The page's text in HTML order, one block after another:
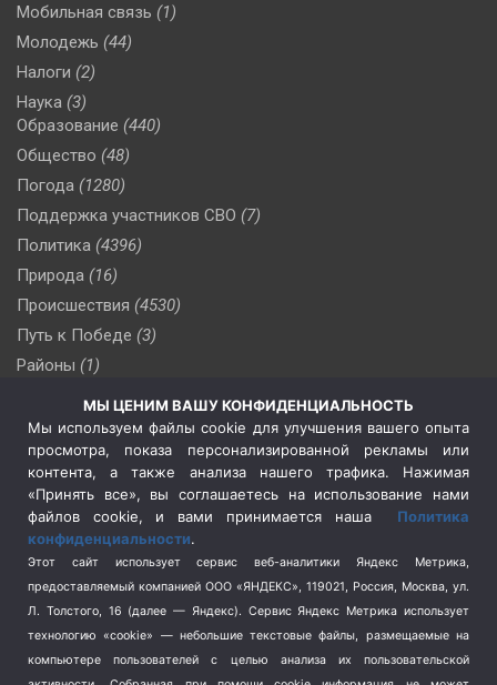
Мобильная связь (1)
Молодежь (44)
Налоги (2)
Наука (3)
Образование (440)
Общество (48)
Погода (1280)
Поддержка участников СВО (7)
Политика (4396)
Природа (16)
Происшествия (4530)
Путь к Победе (3)
Районы (1)
Сельское хозяйство (3)
Социальная политика
(3)
Спецоперация в Украине
Спецоперация на Украине
(404)
Спорт (740)
Терроризм (1)
Транспорт (262)
Туризм (178)
МЫ ЦЕНИМ ВАШУ КОНФИДЕНЦИАЛЬНОСТЬ
Мы используем файлы cookie для улучшения вашего опыта
просмотра, показа персонализированной рекламы или
контента, а также анализа нашего трафика. Нажимая
«Принять все», вы соглашаетесь на использование нами
файлов cookie, и вами принимается наша Политика
конфиденциальности.
Этот сайт использует сервис веб-аналитики Яндекс Метрика,
предоставляемый компанией ООО «ЯНДЕКС», 119021, Россия, Москва, ул.
Л. Толстого, 16 (далее — Яндекс). Сервис Яндекс Метрика использует
технологию «cookie» — небольшие текстовые файлы, размещаемые на
компьютере пользователей с целью анализа их пользовательской